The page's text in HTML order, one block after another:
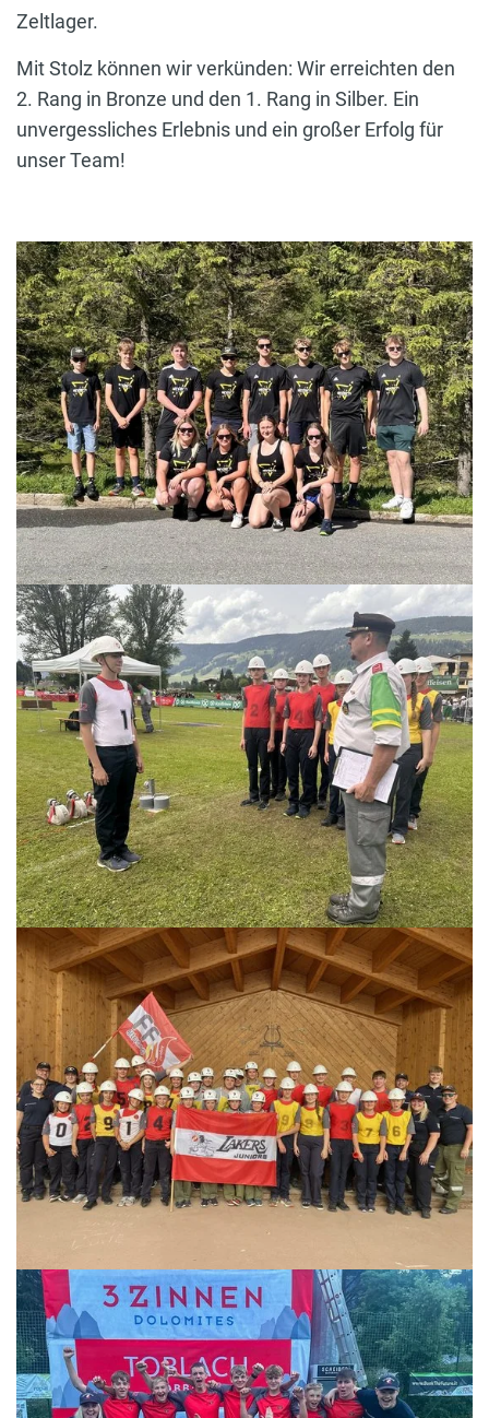
Zeltlager.
Mit Stolz können wir verkünden: Wir erreichten den
2. Rang in Bronze und den 1. Rang in Silber. Ein
unvergessliches Erlebnis und ein großer Erfolg für
unser Team!